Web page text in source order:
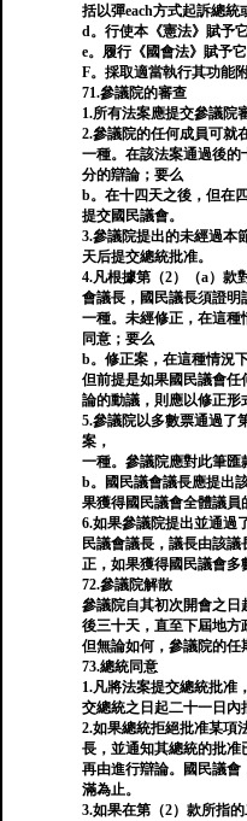
括以彈each方式起訴總統
d。行使本《憲法》賦予
e。履行《國會法》賦予
F。採取適當執行其功能
71.參議院的審查
1.所有法案應提交參議院
2.參議院的任何成員可就
一種。在該法案通過後
分的辯論；要么
b。在十四天之後，但在
提交國民議會。
3.參議院提出的未經過本
天后提交總統批准。
4.凡根據第（2）（a）款
會議長，國民議長須證明
一種。未經修正，在這
同意；要么
b。修正案，在這種情況
但前提是如果國民議會
論的動議，則應以修正形
5.參議院以多數票通過了
案，
一種。參議院應對此筆匯
b。國民議會議長應提出
果獲得國民議會全體議員
6.如果參議院提出並通過
民議會議長，議長由該
正，如果獲得國民議會多
72.參議院解散
參議院自其初次開會之
後三十天，直至下屆地方
但無論如何，參議院的任
73.總統同意
1.凡將法案提交總統批准
交總統之日起二十一日內
2.如果總統拒絕批准某項
長，並通知其總統的批
再由進行辯論。國民議
滿為止。
3.如果在第（2）款所指